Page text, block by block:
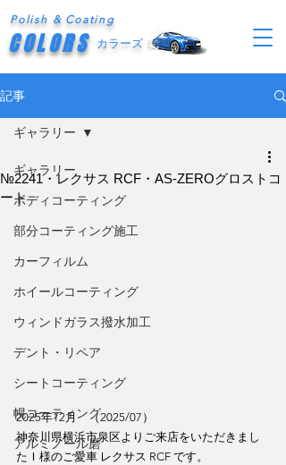
Polish & Coating
COLORS カラーズ
記事
ギャラリー
ボディコーティング
部分コーティング施工
カーフィルム
ホイールコーティング
ウィンドガラス撥水加工
デント・リペア
シートコーティング
幌コーティング
アルミノール磨
ギャラリー
№2241・レクサス RCF・AS-ZEROグロストコ
ート
2025年12月　（2025/07）
神奈川県横浜市泉区よりご来店をいただきまし
たＩ様のご愛車 レクサス RCF です。